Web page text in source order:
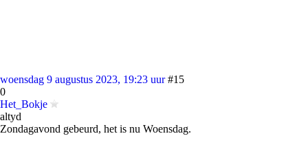
woensdag 9 augustus 2023, 19:23 uur #15
0
Het_Bokje
altyd
Zondagavond gebeurd, het is nu Woensdag.